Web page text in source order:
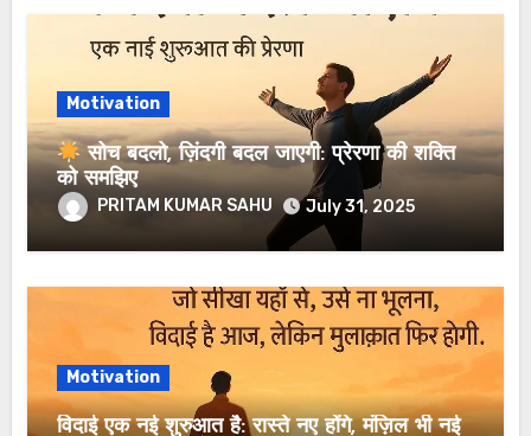
Motivation
सोच बदलो, ज़िंदगी बदल जाएगी: प्रेरणा की शक्ति
को समझिए
PRITAM KUMAR SAHU July 31, 2025
Motivation
विदाई एक नई शुरुआत है: रास्ते नए होंगे, मंज़िल भी नई